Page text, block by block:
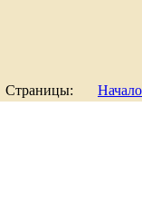
Страницы:
Начало